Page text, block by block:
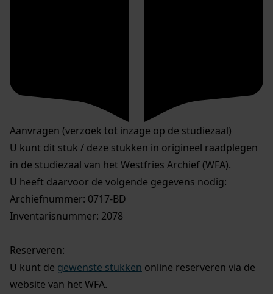
Aanvragen (verzoek tot inzage op de studiezaal)
U kunt dit stuk / deze stukken in origineel raadplegen
in de studiezaal van het Westfries Archief (WFA).
U heeft daarvoor de volgende gegevens nodig:
Archiefnummer: 0717-BD
Inventarisnummer: 2078
Reserveren:
U kunt de gewenste stukken online reserveren via de
website van het WFA.